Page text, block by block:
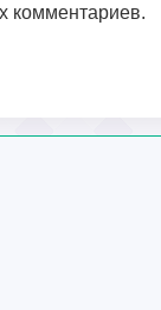
комментариев.